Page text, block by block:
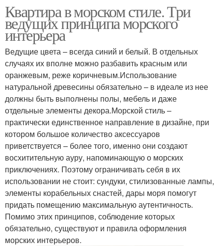
Морской стиль Стиль в интерьере
Кафе в морском стиле Дачи в морском стиле
Стиль для дачи
Квартира в морском стиле. Три
ведущих принципа морского
интерьера
Ведущие цвета – всегда синий и белый. В отдельных
случаях их вполне можно разбавить красным или
оранжевым, реже коричневым.Использование
натуральной древесины обязательно – в идеале из нее
должны быть выполнены полы, мебель и даже
отдельные элементы декора.Морской стиль –
практически единственное направление в дизайне, при
котором большое количество аксессуаров
приветствуется – более того, именно они создают
восхитительную ауру, напоминающую о морских
приключениях. Поэтому ограничивать себя в их
использовании не стоит: сундуки, стилизованные лампы,
элементы корабельных снастей, дары моря помогут
придать помещению максимальную аутентичность.
Помимо этих принципов, соблюдение которых
обязательно, существуют и правила оформления
морских интерьеров.